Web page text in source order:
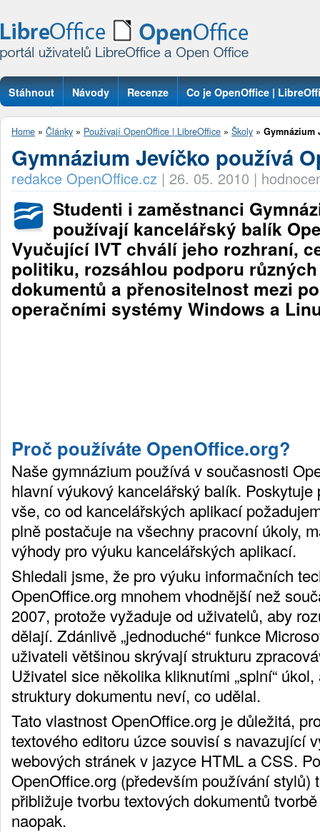
Stáhnout Návody Recenze Co je OpenOffice |
Otázky
Home » Články » Používají OpenOffice | LibreOffice » Školy » Gymnázium
Gymnázium Jevíčko používá
redakce OpenOffice.cz | 26. 05. 2010 |
Studenti i zaměstnanci
používají kancelářský balík
Vyučující IVT chválí jeho rozhraní,
politiku, rozsáhlou podporu
dokumentů a přenositelnost mezi
operačními systémy Windows a
Proč používáte OpenOffice.org?
Naše gymnázium používá v současnosti
hlavní výukový kancelářský balík. Poskytuje
vše, co od kancelářských aplikací
plně postačuje na všechny pracovní úkoly,
výhody pro výuku kancelářských aplikací.
Shledali jsme, že pro výuku informačních
OpenOffice.org mnohem vhodnější než
2007, protože vyžaduje od uživatelů, aby
dělají. Zdánlivě „jednoduché“ funkce
uživateli většinou skrývají strukturu
Uživatel sice několika kliknutími „splní“
struktury dokumentu neví, co udělal.
Tato vlastnost OpenOffice.org je důležitá,
textového editoru úzce souvisí s navazující
webových stránek v jazyce HTML a CSS.
OpenOffice.org (především používání stylů)
přibližuje tvorbu textových dokumentů
naopak.